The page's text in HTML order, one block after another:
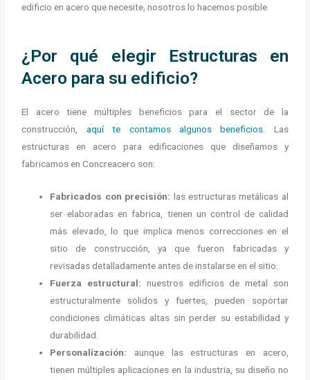
edificio en acero que necesite, nosotros lo hacemos posible.
¿Por qué elegir Estructuras en
Acero para su edificio?
El acero tiene múltiples beneficios para el sector de la
construcción, aquí te contamos algunos beneficios . Las
estructuras en acero para edificaciones que diseñamos y
fabricamos en Concreacero son:
Fabricados con precisión: las estructuras metálicas al
ser elaboradas en fabrica, tienen un control de calidad
más elevado, lo que implica menos correcciones en el
sitio de construcción, ya que fueron fabricadas y
revisadas detalladamente antes de instalarse en el sitio.
Fuerza estructural: nuestros edificios de metal son
estructuralmente solidos y fuertes, pueden soportar
condiciones climáticas altas sin perder su estabilidad y
durabilidad.
Personalización: aunque las estructuras en acero,
tienen múltiples aplicaciones en la industria, su diseño no